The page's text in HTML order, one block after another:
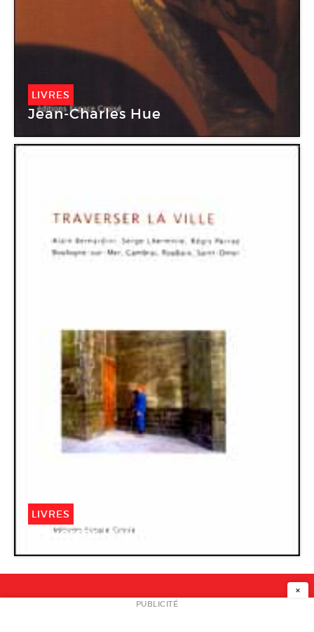
LIVRES
Jean-Charles Hue
LIVRES
Traverser la ville
NEWSLETTER
×
PUBLICITÉ